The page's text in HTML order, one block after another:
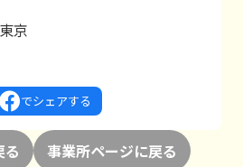
京
でシェアする
る 事業所ページに戻る